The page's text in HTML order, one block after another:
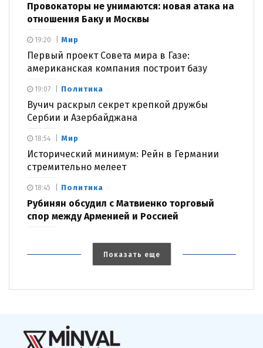
Провокаторы не унимаются: новая атака на
отношения Баку и Москвы
Мир
Первый проект Совета мира в Газе:
американская компания построит базу
19:20
Политика
Вучич раскрыл секрет крепкой дружбы
Сербии и Азербайджана
19:07
Мир
Исторический минимум: Рейн в Германии
стремительно мелеет
18:54
Политика
Рубинян обсудил с Матвиенко торговый
спор между Арменией и Россией
18:45
Показать еще